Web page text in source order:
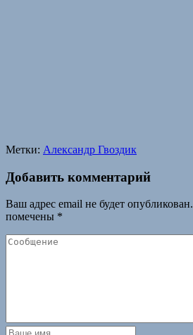
Метки: Александр Гвоздик
Добавить комментарий
Ваш адрес email не будет опубликован.
помечены *